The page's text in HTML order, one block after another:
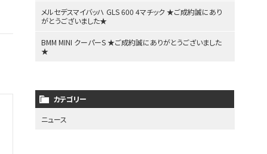
メルセデスマイバッハ GLS 600 4マチック ★ご成約誠にあり
がとうございました★
BMM MINI クーパーS ★ご成約誠にありがとうございました
★
カテゴリー
ニュース